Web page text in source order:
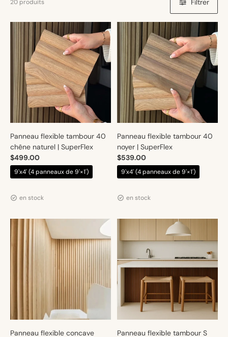
20 produits Filtrer
Panneau flexible tambour 40
chêne naturel | SuperFlex
$499.00
9'x4' (4 panneaux de 9'×1')
en stock
Panneau flexible tambour 40
noyer | SuperFlex
$539.00
9'x4' (4 panneaux de 9'×1')
en stock
Panneau flexible concave
Panneau flexible tambour S